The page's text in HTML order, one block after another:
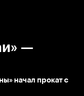
—
начал прокат с